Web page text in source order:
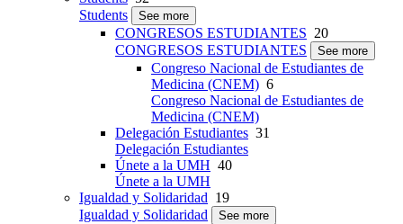
Students
See more
CONGRESOS ESTUDIANTES 20
CONGRESOS ESTUDIANTES
See more
Congreso Nacional de Estudiantes de
Medicina (CNEM) 6
Congreso Nacional de Estudiantes de
Medicina (CNEM)
Delegación Estudiantes 31
Delegación Estudiantes
Únete a la UMH 40
Únete a la UMH
Igualdad y Solidaridad 19
Igualdad y Solidaridad
See more